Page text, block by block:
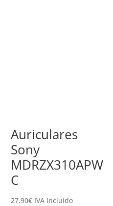
Auriculares
Sony
MDRZX310APW
C
27,90€ IVA Incluido